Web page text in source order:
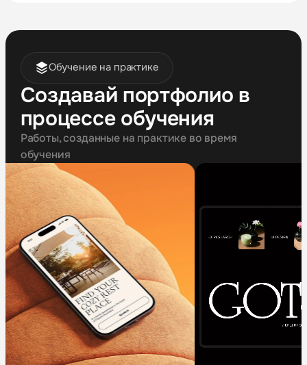
Обучение на практике
Создавай портфолио в
процессе обучения
Работы, созданные на практике во время
обучения